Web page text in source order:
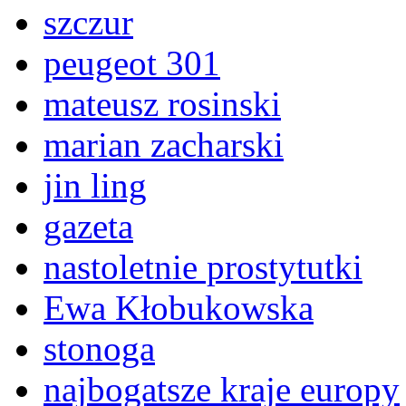
szczur
peugeot 301
mateusz rosinski
marian zacharski
jin ling
gazeta
nastoletnie prostytutki
Ewa Kłobukowska
stonoga
najbogatsze kraje europy